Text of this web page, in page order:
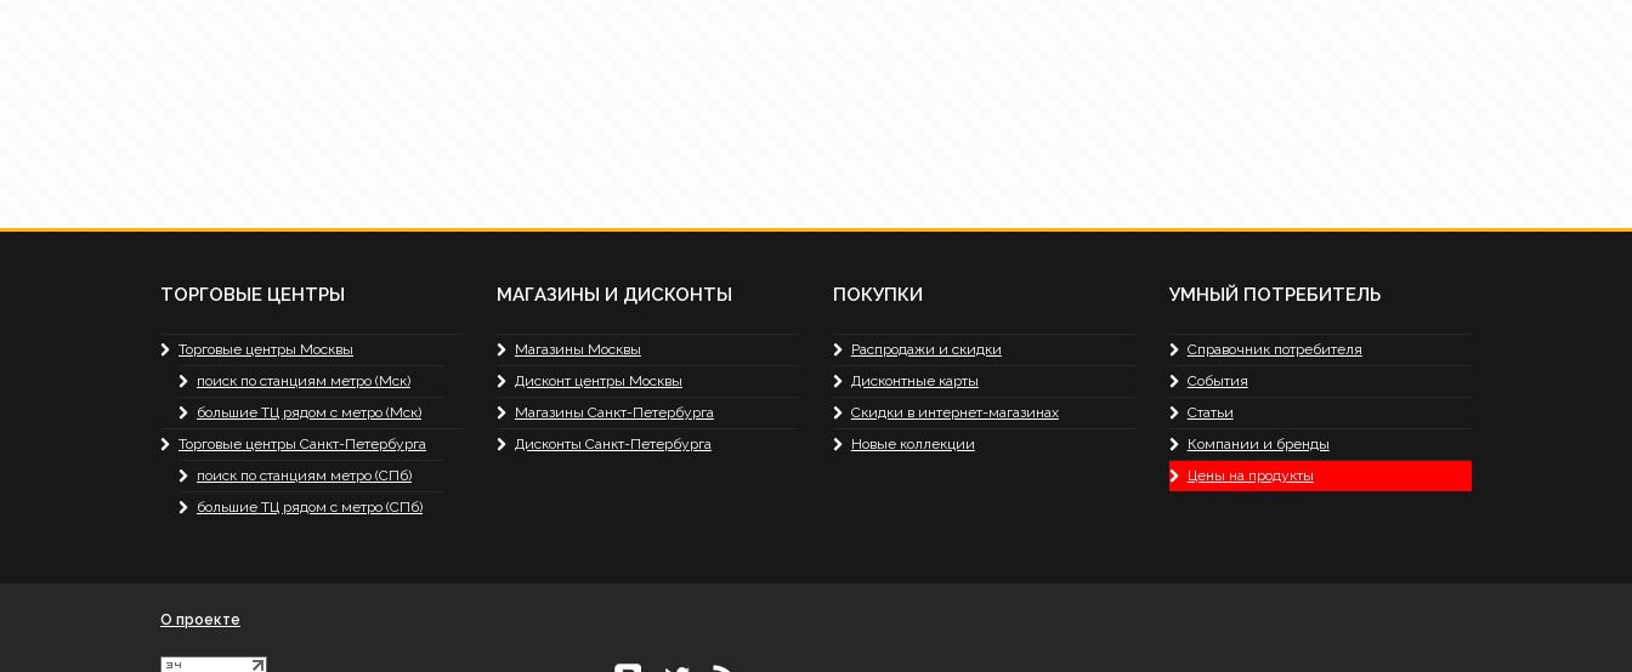
ТОРГОВЫЕ ЦЕНТРЫ
Торговые центры Москвы
поиск по станциям метро (Мск)
большие ТЦ рядом с метро (Мск)
Торговые центры Санкт-Петербурга
поиск по станциям метро (СПб)
большие ТЦ рядом с метро (СПб)
МАГАЗИНЫ И ДИСКОНТЫ
Магазины Москвы
Дисконт центры Москвы
Магазины Санкт-Петербурга
Дисконты Санкт-Петербурга
ПОКУПКИ
Распродажи и скидки
Дисконтные карты
Скидки в интернет-магазинах
Новые коллекции
УМНЫЙ ПОТРЕБИТЕЛЬ
Справочник потребителя
События
Статьи
Компании и бренды
Цены на продукты
О проекте